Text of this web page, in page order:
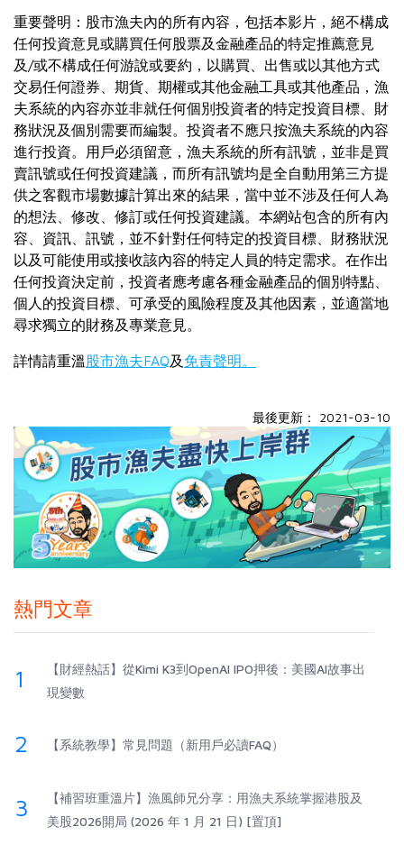
重要聲明：股市漁夫內的所有內容，包括本影片，絕不構成
任何投資意見或購買任何股票及金融產品的特定推薦意見
及/或不構成任何游說或要約，以購買、出售或以其他方式
交易任何證券、期貨、期權或其他金融工具或其他產品，漁
夫系統的內容亦並非就任何個別投資者的特定投資目標、財
務狀況及個別需要而編製。投資者不應只按漁夫系統的內容
進行投資。用戶必須留意，漁夫系統的所有訊號，並非是買
賣訊號或任何投資建議，而所有訊號均是全自動用第三方提
供之客觀市場數據計算出來的結果，當中並不涉及任何人為
的想法、修改、修訂或任何投資建議。本網站包含的所有內
容、資訊、訊號，並不針對任何特定的投資目標、財務狀況
以及可能使用或接收該內容的特定人員的特定需求。在作出
任何投資決定前，投資者應考慮各種金融產品的個別特點、
個人的投資目標、可承受的風險程度及其他因素，並適當地
尋求獨立的財務及專業意見。
詳情請重溫 股市漁夫FAQ及 免責聲明。
最後更新： 2021-03-10
熱門文章
1
【財經熱話】從Kimi K3到OpenAI IPO押後：美國AI故事出
現變數
2 【系統教學】常見問題（新用戶必讀FAQ）
3
【補習班重溫片】漁風師兄分享：用漁夫系統掌握港股及
美股2026開局 (2026 年 1 月 21 日) [置頂]